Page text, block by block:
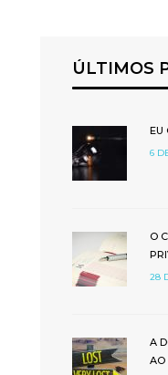
ÚLTIMOS
EU
6
O
28
A
AO